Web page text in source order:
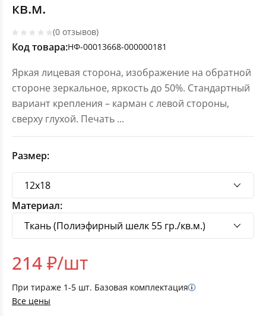
кв.м.
(0 отзывов)
Код товара:НФ-00013668-000000181
Яркая лицевая сторона, изображение на обратной
стороне зеркальное, яркость до 50%. Стандартный
вариант крепления – карман с левой стороны,
сверху глухой. Печать ...
Размер:
Материал:
214₽/шт
При тираже 1-5 шт. Базовая комплектация
Все цены